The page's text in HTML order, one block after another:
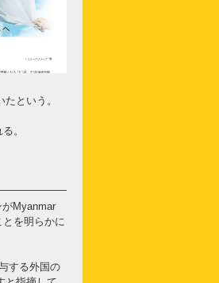
という。
。
Myanmar
を明らかに
する外国の